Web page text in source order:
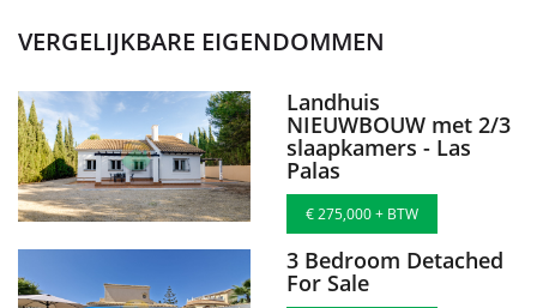
VERGELIJKBARE EIGENDOMMEN
Landhuis
NIEUWBOUW met 2/3
slaapkamers - Las
Palas
€ 275,000 + BTW
3 Bedroom Detached
For Sale